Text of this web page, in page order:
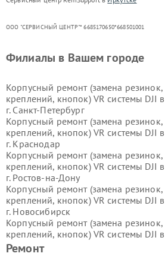
ООО "СЕРВИСНЫЙ ЦЕНТР"* 6685170650*668501001
Ремонт
Филиалы в Вашем городе
Корпусный ремонт (замена резинок,
креплений, кнопок) VR системы DJI в
г. Санкт-Петербург
Корпусный ремонт (замена резинок,
креплений, кнопок) VR системы DJI в
г. Краснодар
Корпусный ремонт (замена резинок,
креплений, кнопок) VR системы DJI в
г. Ростов-на-Дону
Корпусный ремонт (замена резинок,
креплений, кнопок) VR системы DJI в
г. Новосибирск
Корпусный ремонт (замена резинок,
креплений, кнопок) VR системы DJI в
г.Екатеринбург